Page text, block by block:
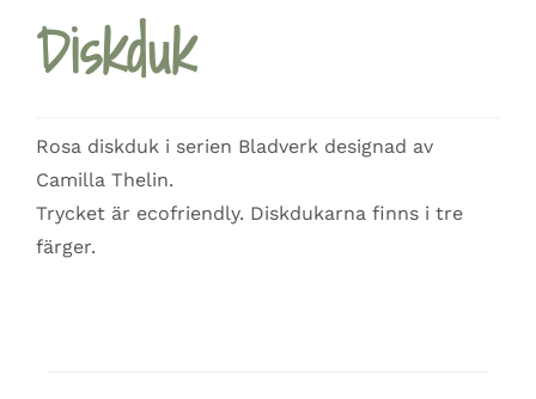
Diskduk
Rosa diskduk i serien Bladverk designad av
Camilla Thelin.
Trycket är ecofriendly. Diskdukarna finns i tre
färger.